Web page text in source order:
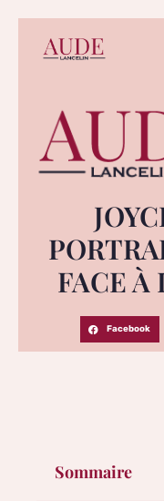
FACE À
Facebook
Sommaire